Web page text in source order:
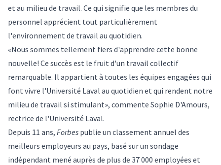
et au milieu de travail. Ce qui signifie que les membres du
personnel apprécient tout particulièrement
l'environnement de travail au quotidien.
«Nous sommes tellement fiers d'apprendre cette bonne
nouvelle! Ce succès est le fruit d'un travail collectif
remarquable. Il appartient à toutes les équipes engagées qui
font vivre l'Université Laval au quotidien et qui rendent notre
milieu de travail si stimulant», commente Sophie D'Amours,
rectrice de l'Université Laval.
Depuis 11 ans, Forbes publie un classement annuel des
meilleurs employeurs au pays, basé sur un sondage
indépendant mené auprès de plus de 37 000 employées et